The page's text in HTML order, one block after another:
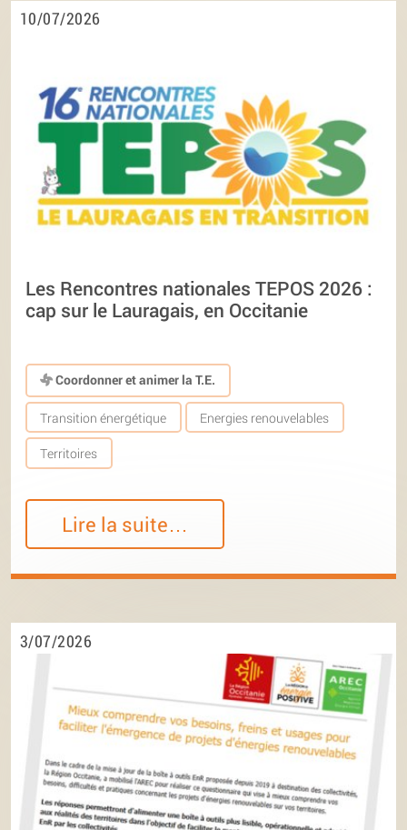
10/07/2026
Les Rencontres nationales TEPOS 2026 :
cap sur le Lauragais, en Occitanie
Coordonner et animer la T.E.
Transition énergétique Energies renouvelables
Territoires
Lire la suite…
3/07/2026